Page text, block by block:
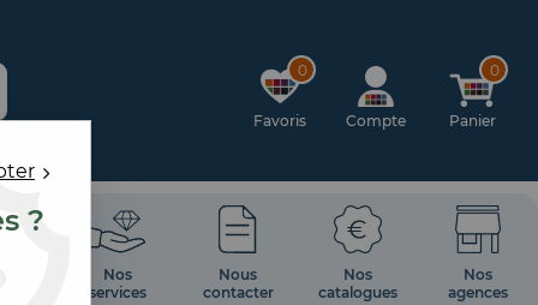
0
Favoris Compte
0
Panier
Nos
services
Nous
contacter
Nos
catalogues
Nos
agences
?